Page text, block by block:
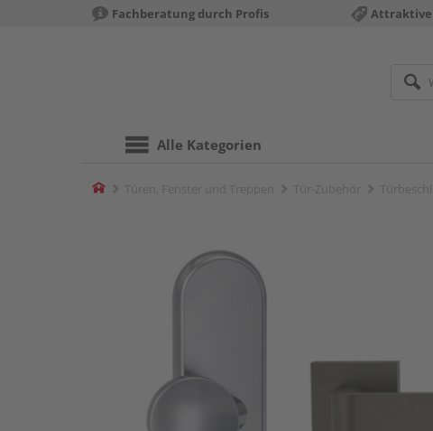
Fachberatung durch Profis Attraktive
Alle Kategorien
Home